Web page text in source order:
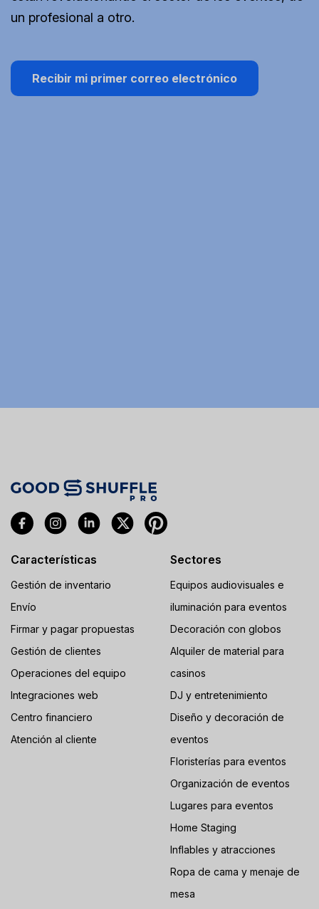
un profesional a otro.
Recibir mi primer correo electrónico
Características
Gestión de inventario
Envío
Firmar y pagar propuestas
Gestión de clientes
Operaciones del equipo
Integraciones web
Centro financiero
Atención al cliente
Sectores
Equipos audiovisuales e
iluminación para eventos
Decoración con globos
Alquiler de material para
casinos
DJ y entretenimiento
Diseño y decoración de
eventos
Floristerías para eventos
Organización de eventos
Lugares para eventos
Home Staging
Inflables y atracciones
Ropa de cama y menaje de
mesa